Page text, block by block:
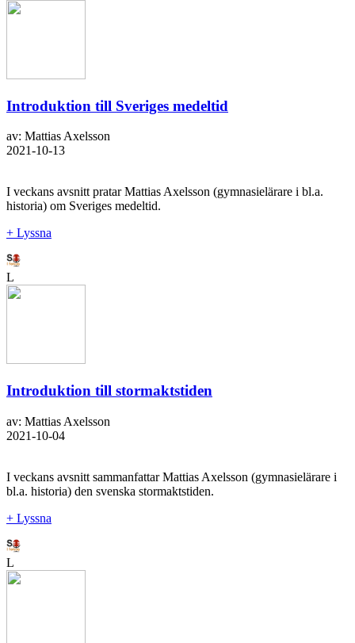
Introduktion till Sveriges medeltid
av: Mattias Axelsson
2021-10-13
I veckans avsnitt pratar Mattias Axelsson (gymnasielärare i bl.a.
historia) om Sveriges medeltid.
+ Lyssna
L
Introduktion till stormaktstiden
av: Mattias Axelsson
2021-10-04
I veckans avsnitt sammanfattar Mattias Axelsson (gymnasielärare i
bl.a. historia) den svenska stormaktstiden.
+ Lyssna
L